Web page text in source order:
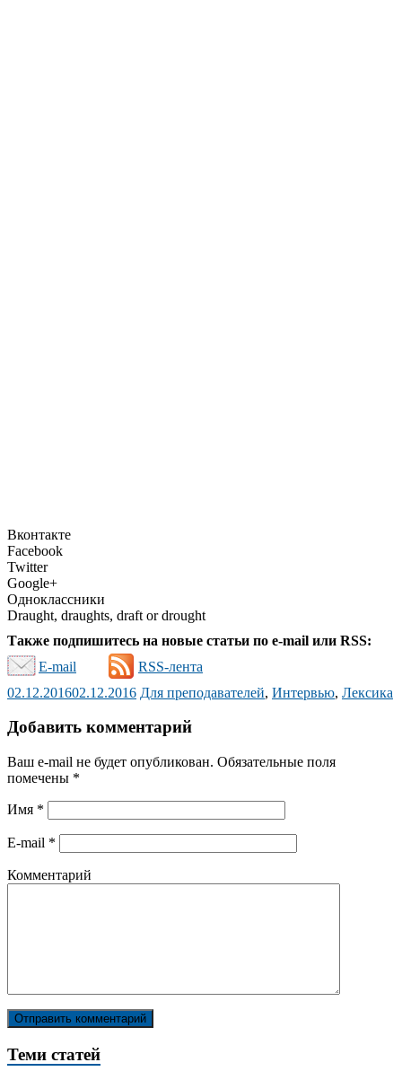
Вконтакте
Facebook
Twitter
Google+
Одноклассники
Draught, draughts, draft or drought
Также подпишитесь на новые статьи по e-mail или RSS:
E-mail
RSS-лента
02.12.201602.12.2016 Для преподавателей, Интервью, Лексика
Добавить комментарий
Ваш e-mail не будет опубликован. Обязательные поля
помечены *
Имя *
E-mail *
Комментарий
Теми статей